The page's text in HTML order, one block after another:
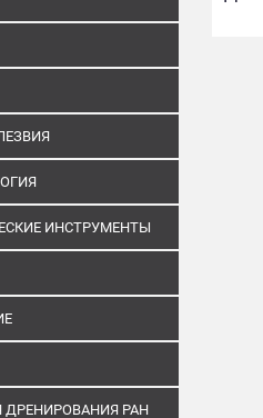
ИНСТРУМЕНТЫ
ДРЕНИРОВАНИЯ РАН